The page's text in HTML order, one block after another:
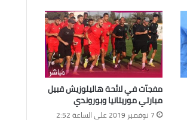
مفجآت في لائحة هاليلوزيش قبيل
مبارتي موريتانيا وبوروندي
7 نوفمبر 2019 على الساعة 2:52